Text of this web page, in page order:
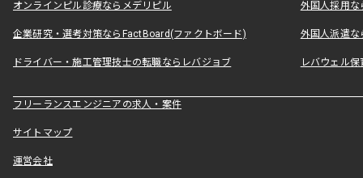
オンラインピル診療ならメデリピル 外国人採用
企業研究・選考対策ならFactBoard(ファクトボード) 外国人派遣な
ドライバー・施工管理技士の転職ならレバジョブ レバウェル
フリーランスエンジニアの求人・案件
サイトマップ
運営会社